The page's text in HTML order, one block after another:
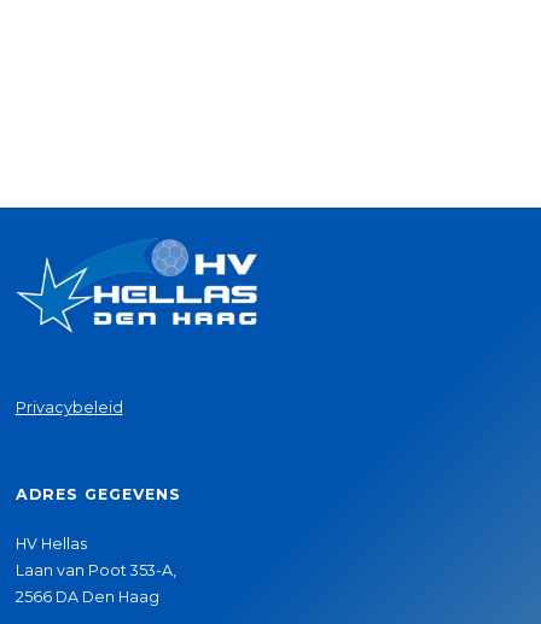
Privacybeleid
ADRES GEGEVENS
HV Hellas
Laan van Poot 353-A,
2566 DA Den Haag